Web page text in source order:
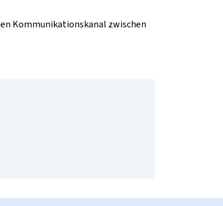
Kommunikationskanal zwischen